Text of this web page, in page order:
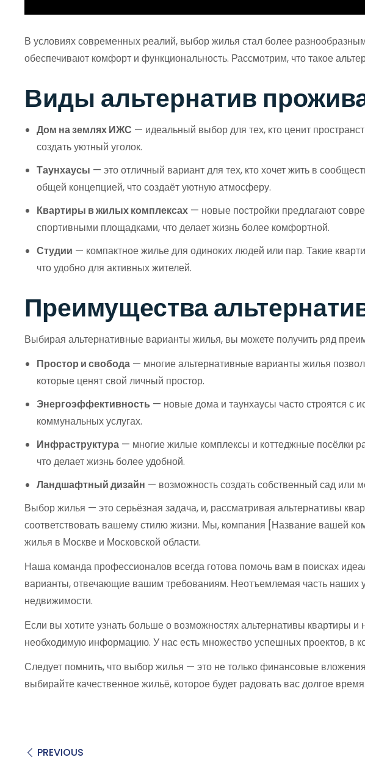
В условиях современных реалий, выбор жилья стал более
обеспечивают комфорт и функциональность. Рассмотрим, что такое
Виды альтернатив
Дом на землях ИЖС — идеальный выбор для тех, кто ценит
создать уютный уголок.
Таунхаусы — это отличный вариант для тех, кто хочет жить в
общей концепцией, что создаёт уютную атмосферу.
Квартиры в жилых комплексах — новые постройки предлагают
спортивными площадками, что делает жизнь более комфортной.
Студии — компактное жилье для одиноких людей или пар. Такие
что удобно для активных жителей.
Преимущества
Выбирая альтернативные варианты жилья, вы можете получить ряд
Простор и свобода — многие альтернативные варианты жилья
которые ценят свой личный простор.
Энергоэффективность — новые дома и таунхаусы часто строятся с
коммунальных услугах.
Инфраструктура — многие жилые комплексы и коттеджные посёлки
что делает жизнь более удобной.
Ландшафтный дизайн — возможность создать собственный сад или
Выбор жилья — это серьёзная задача, и, рассматривая альтернативы
соответствовать вашему стилю жизни. Мы, компания [Название вашей
жилья в Москве и Московской области.
Наша команда профессионалов всегда готова помочь вам в поисках
варианты, отвечающие вашим требованиям. Неотъемлемая часть
недвижимости.
Если вы хотите узнать больше о возможностях альтернативы квартиры
необходимую информацию. У нас есть множество успешных проектов, в
Следует помнить, что выбор жилья — это не только финансовые
выбирайте качественное жильё, которое будет радовать вас долгое время.
PREVIOUS